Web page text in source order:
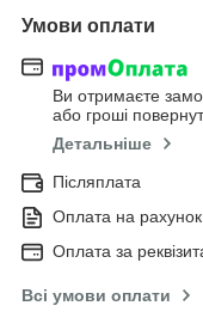
Умови оплати
Ви отримаєте
або гроші
Детальніше
Післяплата
Оплата на рахунок
Оплата за
Всі умови оплати